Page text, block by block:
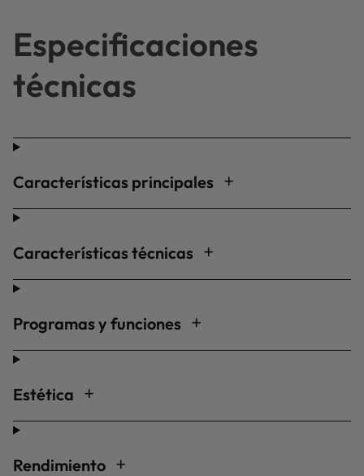
Especificaciones
técnicas
Características principales
Características técnicas
Programas y funciones
Estética
Rendimiento